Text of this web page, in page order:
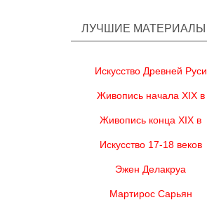
ЛУЧШИЕ МАТЕРИАЛЫ
Искусство Древней Руси
Живопись начала XIX в
Живопись конца XIX в
Искусство 17-18 веков
Эжен Делакруа
Мартирос Сарьян